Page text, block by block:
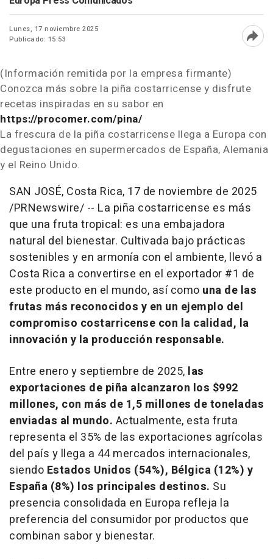
Lunes, 17 noviembre 2025
Publicado: 15:53
(Información remitida por la empresa firmante)
Conozca más sobre la piña costarricense y disfrute
recetas inspiradas en su sabor en
https://procomer.com/pina/
La frescura de la piña costarricense llega a Europa con
degustaciones en supermercados de España, Alemania
y el Reino Unido.
SAN JOSÉ, Costa Rica, 17 de noviembre de 2025
/PRNewswire/ -- La piña costarricense es más
que una fruta tropical: es una embajadora
natural del bienestar. Cultivada bajo prácticas
sostenibles y en armonía con el ambiente, llevó a
Costa Rica a convertirse en el exportador #1 de
este producto en el mundo, así como una de las
frutas más reconocidos y en un ejemplo del
compromiso costarricense con la calidad, la
innovación y la producción responsable.
Entre enero y septiembre de 2025, las
exportaciones de piña alcanzaron los $992
millones, con más de 1,5 millones de toneladas
enviadas al mundo. Actualmente, esta fruta
representa el 35% de las exportaciones agrícolas
del país y llega a 44 mercados internacionales,
siendo Estados Unidos (54%), Bélgica (12%) y
España (8%) los principales destinos. Su
presencia consolidada en Europa refleja la
preferencia del consumidor por productos que
combinan sabor y bienestar.